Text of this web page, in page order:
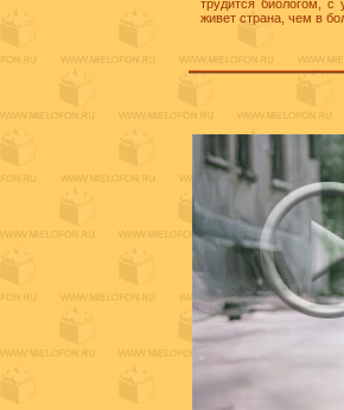
трудится биологом,
живет страна, чем в